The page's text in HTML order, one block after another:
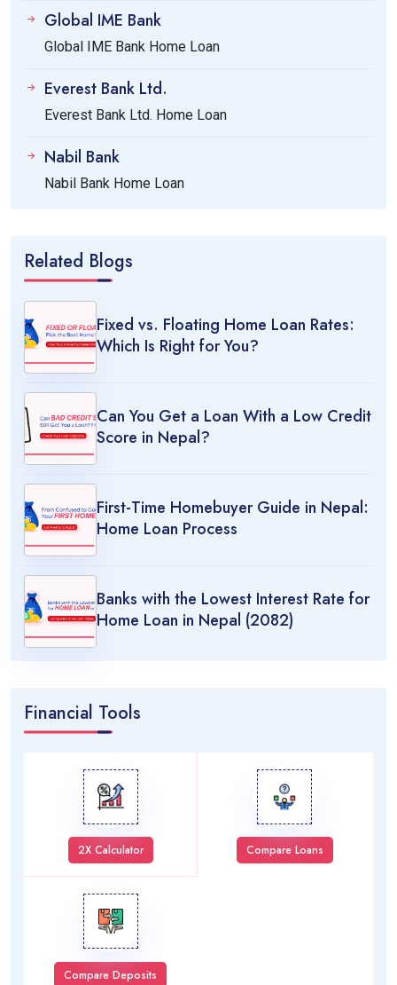
Global IME Bank
Global IME Bank Home Loan
Everest Bank Ltd.
Everest Bank Ltd. Home Loan
Nabil Bank
Nabil Bank Home Loan
Related Blogs
Fixed vs. Floating Home Loan Rates:
Which Is Right for You?
Can You Get a Loan With a Low Credit
Score in Nepal?
First-Time Homebuyer Guide in Nepal:
Home Loan Process
Banks with the Lowest Interest Rate for
Home Loan in Nepal (2082)
Financial Tools
2X Calculator Compare Loans
Compare Deposits